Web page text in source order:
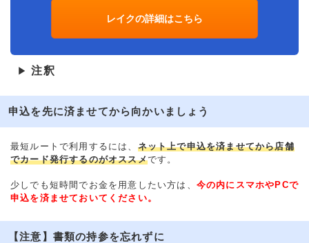
レイクの詳細はこちら
▶ 注釈
申込を先に済ませてから向かいましょう
最短ルートで利用するには、 ネット上で申込を済ませてから店舗
でカード発行するのがオススメです。
少しでも短時間でお金を用意したい方は、 今の内にスマホやPCで
申込を済ませておいてください。
【注意】書類の持参を忘れずに